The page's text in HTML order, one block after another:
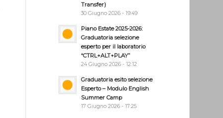
Transfer)
30 Giugno 2026 - 19:49
Piano Estate 2025-2026:
Graduatoria selezione
esperto per il laboratorio
“CTRL+ALT+PLAY”
24 Giugno 2026 - 12:12
Graduatoria esito selezione
Esperto – Modulo English
Summer Camp
17 Giugno 2026 - 17:25